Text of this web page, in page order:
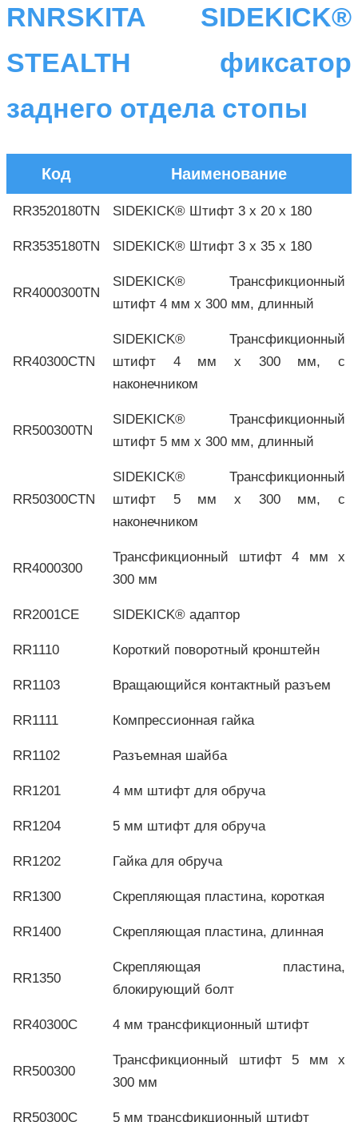
RNRSKITA SIDEKICK®
STEALTH фиксатор
заднего отдела стопы
Код Наименование
RR3520180TN SIDEKICK® Штифт 3 х 20 х 180
RR3535180TN SIDEKICK® Штифт 3 х 35 х 180
RR4000300TN
SIDEKICK® Трансфикционный
штифт 4 мм х 300 мм, длинный
RR40300CTN
SIDEKICK® Трансфикционный
штифт 4 мм х 300 мм, с
наконечником
RR500300TN
SIDEKICK® Трансфикционный
штифт 5 мм х 300 мм, длинный
RR50300CTN
SIDEKICK® Трансфикционный
штифт 5 мм х 300 мм, с
наконечником
RR4000300
Трансфикционный штифт 4 мм х
300 мм
RR2001CE SIDEKICK® адаптор
RR1110 Короткий поворотный кронштейн
RR1103 Вращающийся контактный разъем
RR1111 Компрессионная гайка
RR1102 Разъемная шайба
RR1201 4 мм штифт для обруча
RR1204 5 мм штифт для обруча
RR1202 Гайка для обруча
RR1300 Скрепляющая пластина, короткая
RR1400 Скрепляющая пластина, длинная
RR1350
Скрепляющая пластина,
блокирующий болт
RR40300C 4 мм трансфикционный штифт
RR500300
Трансфикционный штифт 5 мм х
300 мм
RR50300C 5 мм трансфикционный штифт